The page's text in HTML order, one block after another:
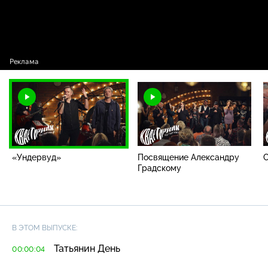
«Ундервуд»
Посвящение Александру
Градскому
В ЭТОМ ВЫПУСКЕ:
00:00:04 Татьянин День